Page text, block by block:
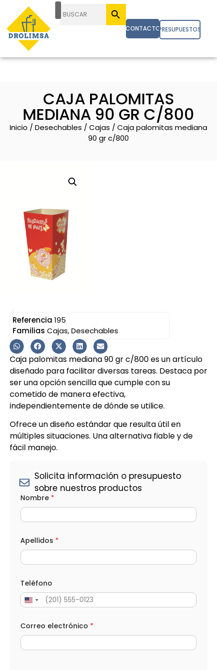
CONTACTOPRESUPUESTOS
CAJA PALOMITAS
MEDIANA 90 GR C/800
Inicio / Desechables / Cajas / Caja palomitas mediana
90 gr c/800
Referencia 195
Familias Cajas,Desechables
Caja palomitas mediana 90 gr c/800 es un artículo
diseñado para facilitar diversas tareas. Destaca por
ser una opción sencilla que cumple con su
cometido de manera efectiva,
independientemente de dónde se utilice.
Ofrece un diseño estándar que resulta útil en
múltiples situaciones. Una alternativa fiable y de
fácil manejo.
Solicita información o presupuesto
sobre nuestros productos
Nombre *
Apellidos *
Teléfono
Correo electrónico *